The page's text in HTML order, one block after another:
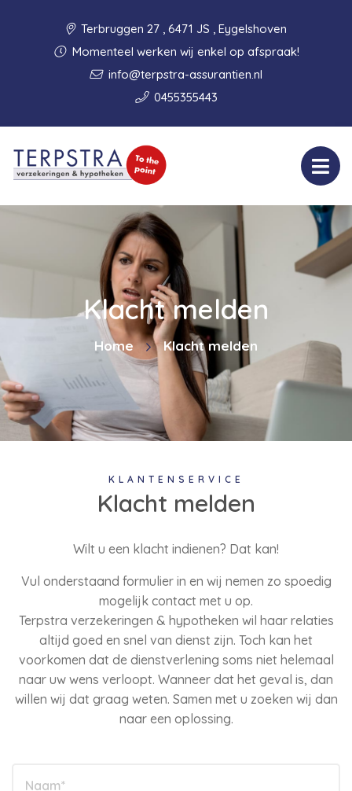
Terbruggen 27 , 6471 JS , Eygelshoven
Momenteel werken wij enkel op afspraak!
info@terpstra-assurantien.nl
0455355443
Klacht melden
Home Klacht melden
Klacht melden
KLANTENSERVICE
Wilt u een klacht indienen? Dat kan!
Vul onderstaand formulier in en wij nemen zo spoedig
mogelijk contact met u op.
Terpstra verzekeringen & hypotheken wil haar relaties
altijd goed en snel van dienst zijn. Toch kan het
voorkomen dat de dienstverlening soms niet helemaal
naar uw wens verloopt. Wanneer dat het geval is, dan
willen wij dat graag weten. Samen met u zoeken wij dan
naar een oplossing.